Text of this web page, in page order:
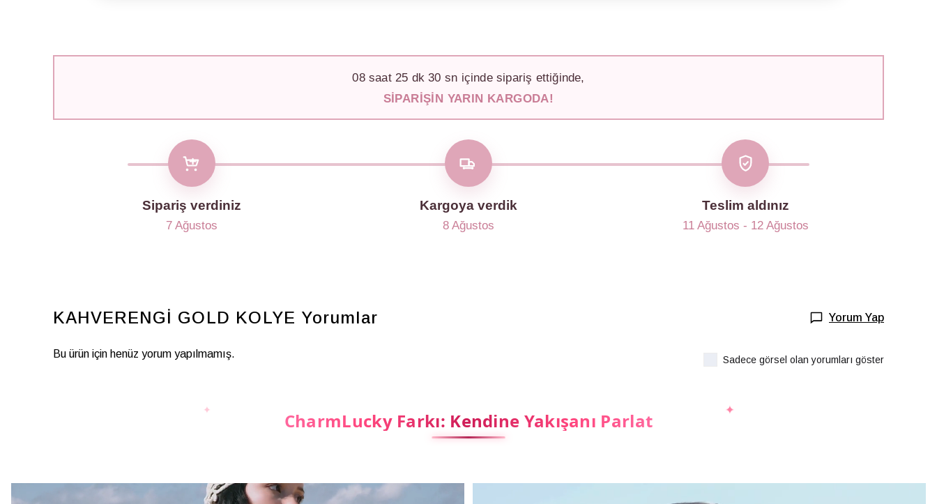
08saat 25 dk27 sn içinde sipariş ettiğinde,
SIPARIŞIN YARIN KARGODA!
Sipariş verdiniz
7 Ağustos
Kargoya verdik
8 Ağustos
Teslim aldınız
11 Ağustos - 12 Ağustos
KAHVERENGİ GOLD KOLYE Yorumlar Yorum Yap
Bu ürün için henüz yorum yapılmamış. Sadece görsel olan yorumları göster
CharmLucky Farkı: Kendine Yakışanı Parlat